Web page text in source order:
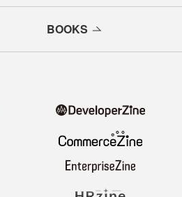
BOOKS